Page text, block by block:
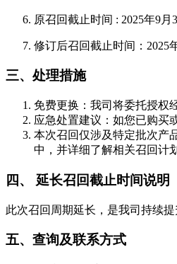
原召回截止时间 : 2025年9月
修订后召回截止时间：2025
三、处理措施
免费更换：我司将委托授权
应急处置建议：如您已购买
本次召回仅涉及特定批次产
中，并详细了解相关召回计划
四、 延长召回截止时间说明
此次召回周期延长，是我司持续
五、查询及联系方式